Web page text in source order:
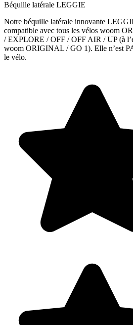
Béquille latérale LEGGIE
Notre béquille latérale innovante
compatible avec tous les vélos woom
/ EXPLORE / OFF / OFF AIR / UP (à
woom ORIGINAL / GO 1). Elle n’est
le vélo.